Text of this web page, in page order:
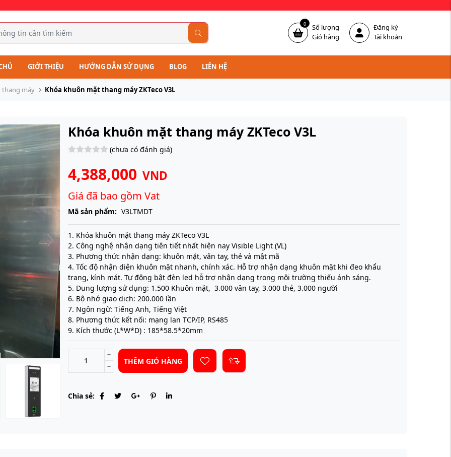
Đăng ký
Tài khoản
0
Số lượng
Giỏ hàng
GIỚI THIỆU HƯỚNG DẪN SỬ DỤNG BLOG LIÊN HỆ
thang máy Khóa khuôn mặt thang máy ZKTeco V3L
Khóa khuôn mặt thang máy ZKTeco V3L
(chưa có đánh giá)
4,388,000 VND
Giá đã bao gồm Vat
Mã sản phẩm: V3LTMDT
1. Khóa khuôn mặt thang máy ZKTeco V3L
2. Công nghệ nhận dạng tiên tiết nhất hiện nay Visible Light (VL)
3. Phương thức nhận dạng: khuôn mặt, vân tay, thẻ và mật mã
4. Tốc độ nhận diện khuôn mặt nhanh, chính xác. Hỗ trợ nhận dạng khuôn mặt khi đeo khẩu
trang, kính mát. Tự động bật đèn led hỗ trợ nhận dạng trong môi trường thiếu ánh sáng.
5. Dung lượng sử dụng: 1.500 Khuôn mặt, 3.000 vân tay, 3.000 thẻ, 3.000 người
6. Bộ nhớ giao dịch: 200.000 lần
7. Ngôn ngữ: Tiếng Anh, Tiếng Việt
8. Phương thức kết nối: mạng lan TCP/IP, RS485
9. Kích thước (L*W*D) : 185*58.5*20mm
THÊM GIỎ HÀNG
Chia sẻ: